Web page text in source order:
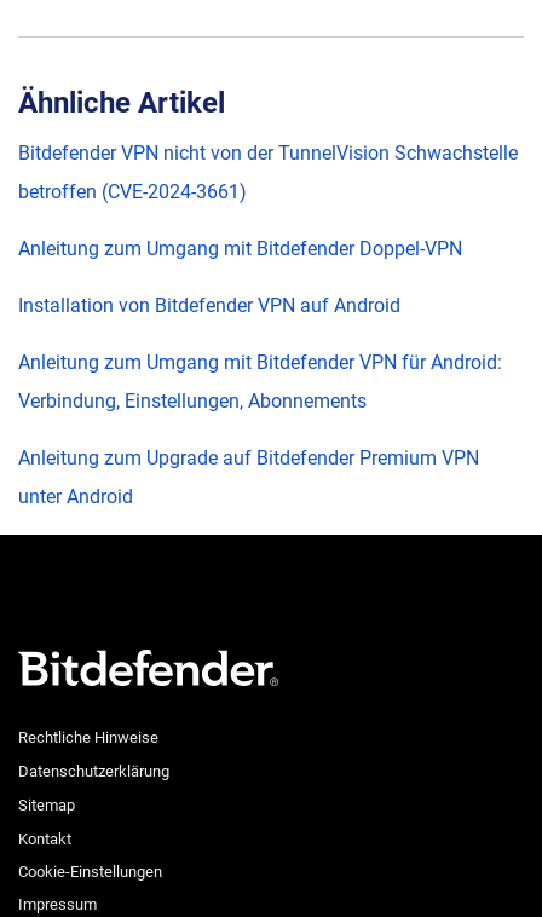
Ähnliche Artikel
Bitdefender VPN nicht von der TunnelVision Schwachstelle
betroffen (CVE-2024-3661)
Anleitung zum Umgang mit Bitdefender Doppel-VPN
Installation von Bitdefender VPN auf Android
Anleitung zum Umgang mit Bitdefender VPN für Android:
Verbindung, Einstellungen, Abonnements
Anleitung zum Upgrade auf Bitdefender Premium VPN
unter Android
Rechtliche Hinweise
Datenschutzerklärung
Sitemap
Kontakt
Cookie-Einstellungen
Impressum